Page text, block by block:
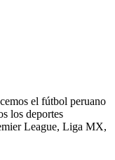
el fútbol peruano
los deportes
League, Liga MX,